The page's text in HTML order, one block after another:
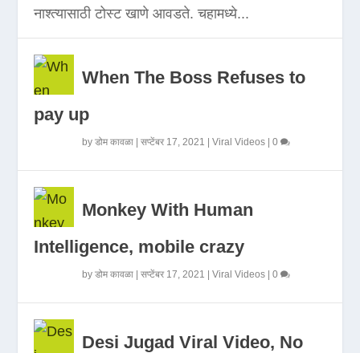
नाश्त्यासाठी टोस्ट खाणे आवडते. चहामध्ये...
When The Boss Refuses to
pay up
byडोम कावळा |सप्टेंबर 17, 2021 |Viral Videos |0
Monkey With Human
Intelligence, mobile crazy
byडोम कावळा |सप्टेंबर 17, 2021 |Viral Videos |0
Desi Jugad Viral Video, No